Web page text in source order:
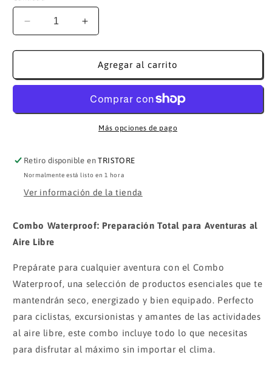
Reducir
cantidad
para
Waterproof:
para
Libre
Aumentar
cantidad
para
Combo
Waterproof:
Total
para
Aventuras
Libre
Agregar al carrito
Más opciones de pago
Retiro disponible enTRISTORE
Normalmente está listo en 1 hora
Ver información de la tienda
Combo Waterproof: Preparación Total para Aventuras al
Aire Libre
Prepárate para cualquier aventura con el Combo
Waterproof, una selección de productos esenciales que te
mantendrán seco, energizado y bien equipado. Perfecto
para ciclistas, excursionistas y amantes de las actividades
al aire libre, este combo incluye todo lo que necesitas
para disfrutar al máximo sin importar el clima.